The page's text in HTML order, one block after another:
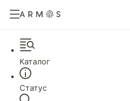
Каталог
Статус